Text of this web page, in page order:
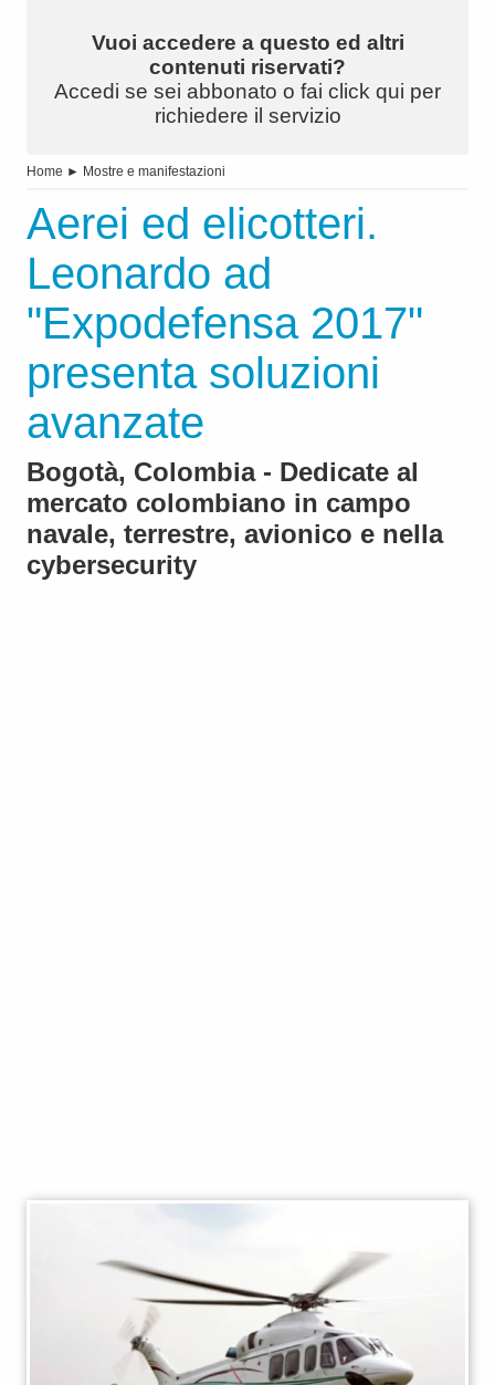
Vuoi accedere a questo ed altri
contenuti riservati?
Accedi se sei abbonato o fai click qui per
richiedere il servizio
Home ► Mostre e manifestazioni
Aerei ed elicotteri.
Leonardo ad
"Expodefensa 2017"
presenta soluzioni
avanzate
Bogotà, Colombia - Dedicate al
mercato colombiano in campo
navale, terrestre, avionico e nella
cybersecurity